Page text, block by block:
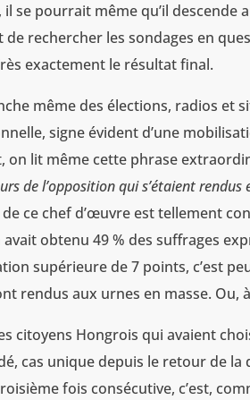
se pourrait même qu’il descende
rechercher les sondages en
exactement le résultat final.
même des élections, radios et
signe évident d’une
on lit même cette phrase
de l’opposition qui s’étaient
de ce chef d’œuvre est tellement
obtenu 49 % des suffrages
supérieure de 7 points, c’est
rendus aux urnes en masse. Ou,
citoyens Hongrois qui avaient
cas unique depuis le retour de
fois consécutive, c’est,